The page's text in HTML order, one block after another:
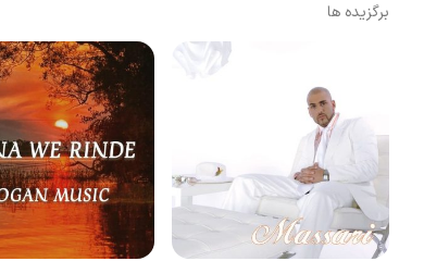
برگزیده ها